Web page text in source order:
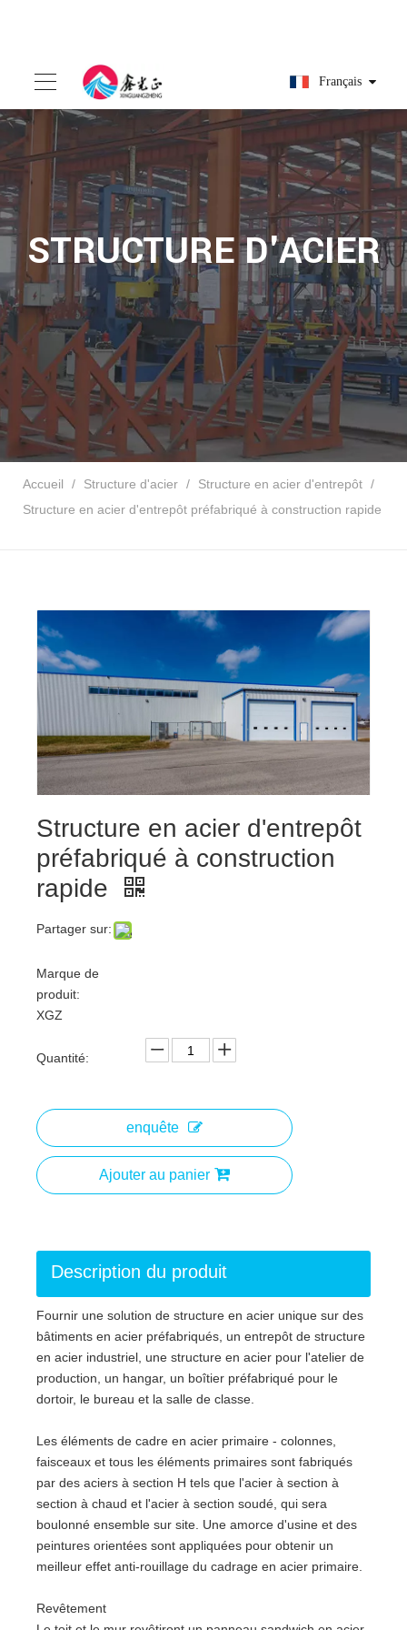
Français
STRUCTURE D'ACIER
Accueil / Structure d'acier / Structure en acier d'entrepôt /
Structure en acier d'entrepôt préfabriqué à construction rapide
Structure en acier d'entrepôt
préfabriqué à construction
rapide
Partager sur:
Marque de
produit:
XGZ
Quantité:
enquête
Ajouter au panier
Description du produit
Fournir une solution de structure en acier unique sur des
bâtiments en acier préfabriqués, un entrepôt de structure
en acier industriel, une structure en acier pour l'atelier de
production, un hangar, un boîtier préfabriqué pour le
dortoir, le bureau et la salle de classe.
Les éléments de cadre en acier primaire - colonnes,
faisceaux et tous les éléments primaires sont fabriqués
par des aciers à section H tels que l'acier à section à
section à chaud et l'acier à section soudé, qui sera
boulonné ensemble sur site. Une amorce d'usine et des
peintures orientées sont appliquées pour obtenir un
meilleur effet anti-rouillage du cadrage en acier primaire.
Revêtement